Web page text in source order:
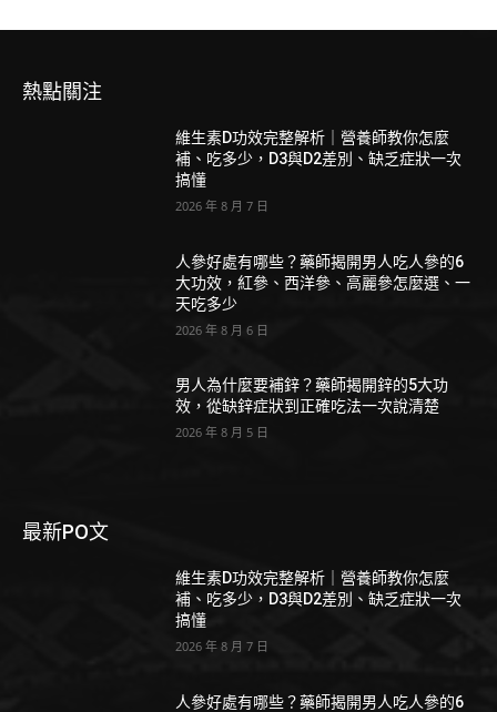
熱點關注
維生素D功效完整解析｜營養師教你怎麼
補、吃多少，D3與D2差別、缺乏症狀一次
搞懂
2026 年 8 月 7 日
人參好處有哪些？藥師揭開男人吃人參的6
大功效，紅參、西洋參、高麗參怎麼選、一
天吃多少
2026 年 8 月 6 日
男人為什麼要補鋅？藥師揭開鋅的5大功
效，從缺鋅症狀到正確吃法一次說清楚
2026 年 8 月 5 日
最新PO文
維生素D功效完整解析｜營養師教你怎麼
補、吃多少，D3與D2差別、缺乏症狀一次
搞懂
2026 年 8 月 7 日
人參好處有哪些？藥師揭開男人吃人參的6